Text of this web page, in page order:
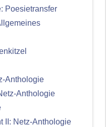
Poesietransfer
Anthologie
Anthologie
II: Netz-Anthologie